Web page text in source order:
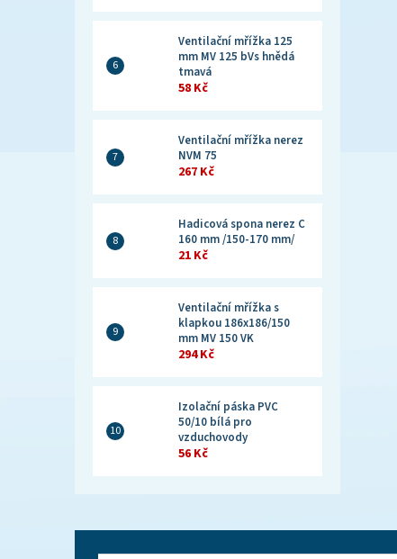
Ventilační mřížka 125
mm MV 125 bVs hnědá
tmavá
58 Kč
Ventilační mřížka nerez
NVM 75
267 Kč
Hadicová spona nerez C
160 mm /150-170 mm/
21 Kč
Ventilační mřížka s
klapkou 186x186/150
mm MV 150 VK
294 Kč
Izolační páska PVC
50/10 bílá pro
vzduchovody
56 Kč